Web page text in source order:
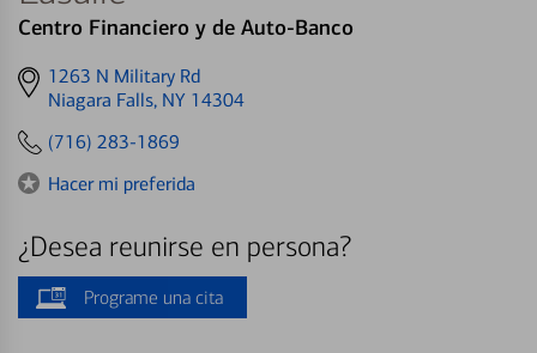
Centro Financiero y de Auto-Banco
Get
directions
1263 N Military Rd
Niagara Falls, NY 14304
(716) 283-1869
Hacer mi preferida
¿Desea reunirse en persona?
Programe una cita